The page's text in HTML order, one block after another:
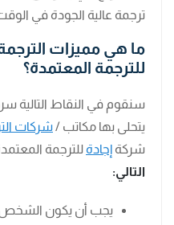
ترجمة عالية الجودة في
ما هي مميزات
للترجمة المعتمدة؟
سنقوم في النقاط التالية
يتحلى بها مكاتب /شركات
شركة إجادة للترجمة
التالي:
يجب أن يكون الشخص